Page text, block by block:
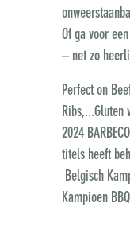
Of ga voor
– net zo
Perfect on
Ribs,...Gluten
2024
titelsheeft
Belgisch
Kampioen